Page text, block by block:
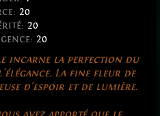
20
20
20
incarne la perfection du
La fine fleur de
d'espoir et de lumière.